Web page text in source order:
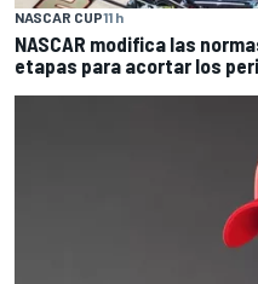
NASCAR CUP11 h
NASCAR modifica las
etapas para acortar los